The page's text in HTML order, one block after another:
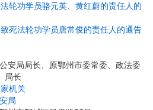
轮功学员骆元英、黄红蔚的责任人的
死法轮功学员唐常俊的责任人的通告
安局局长、原鄂州市委常委、政法委
局长
机关
局